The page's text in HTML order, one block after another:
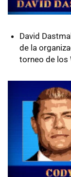
David
de la
torneo de los